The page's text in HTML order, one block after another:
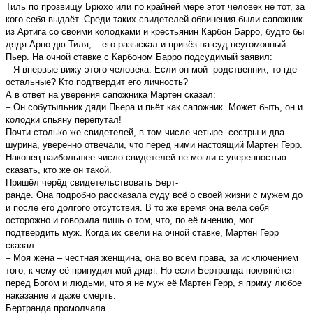
Тиль по прозвищу Брюхо или по крайней мере этот человек не тот, за
кого себя выдаёт. Среди таких свидетелей обвинения были сапожник
из Артига со своими колодками и крестьянин Карбон Барро, будто бы
дядя Арно дю Тиля, – его разыскал и привёз на суд неугомонный
Пьер. На очной ставке с Карбоном Барро подсудимый заявил:
– Я впервые вижу этого человека. Если он мой родственник, то где
остальные? Кто подтвердит его личность?
А в ответ на уверения сапожника Мартен сказал:
– Он собутыльник дяди Пьера и пьёт как сапожник. Может быть, он и
колодки спьяну перепутал!
Почти столько же свидетелей, в том числе четыре сестры и два
шурина, уверенно отвечали, что перед ними настоящий Мартен Герр.
Наконец наибольшее число свидетелей не могли с уверенностью
сказать, кто же он такой.
Пришёл черёд свидетельствовать Берт-
ранде. Она подробно рассказала суду всё о своей жизни с мужем до
и после его долгого отсутствия. В то же время она вела себя
осторожно и говорила лишь о том, что, по её мнению, мог
подтвердить муж. Когда их свели на очной ставке, Мартен Герр
сказал:
– Моя жена – честная женщина, она во всём права, за исключением
того, к чему её принудил мой дядя. Но если Бертранда поклянётся
перед Богом и людьми, что я не муж её Мартен Герр, я приму любое
наказание и даже смерть.
Бертранда промолчала.